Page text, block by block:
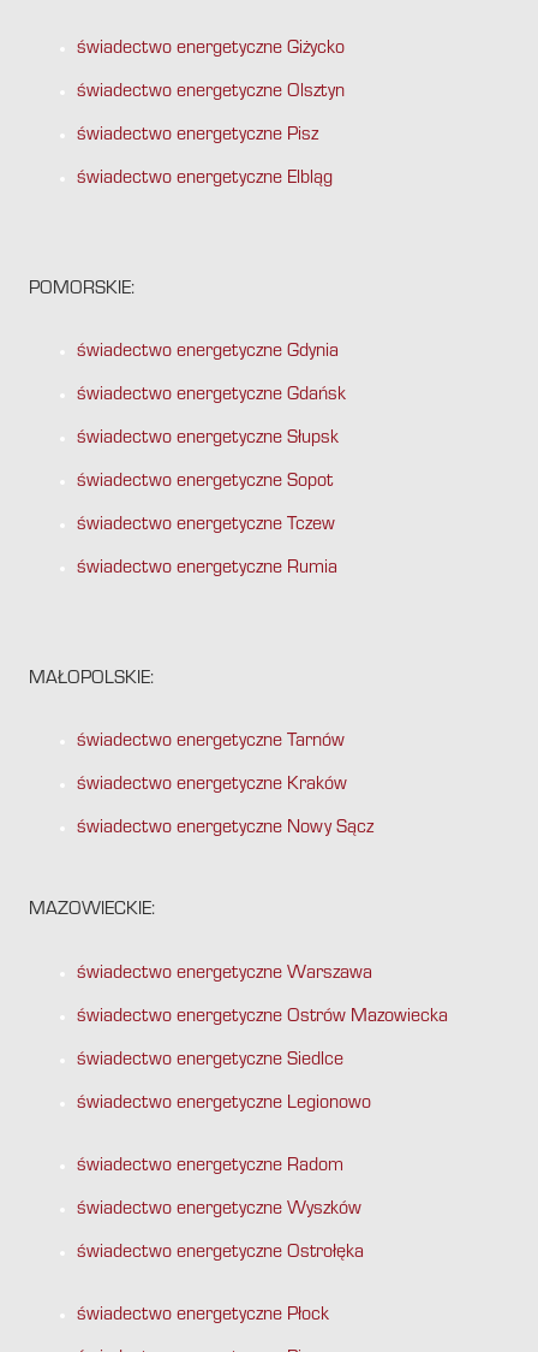
świadectwo energetyczne Giżycko
świadectwo energetyczne Olsztyn
świadectwo energetyczne Pisz
świadectwo energetyczne Elbląg
POMORSKIE:
świadectwo energetyczne Gdynia
świadectwo energetyczne Gdańsk
świadectwo energetyczne Słupsk
świadectwo energetyczne Sopot
świadectwo energetyczne Tczew
świadectwo energetyczne Rumia
MAŁOPOLSKIE:
świadectwo energetyczne Tarnów
świadectwo energetyczne Kraków
świadectwo energetyczne Nowy Sącz
MAZOWIECKIE:
świadectwo energetyczne Warszawa
świadectwo energetyczne Ostrów Mazowiecka
świadectwo energetyczne Siedlce
świadectwo energetyczne Legionowo
świadectwo energetyczne Radom
świadectwo energetyczne Wyszków
świadectwo energetyczne Ostrołęka
świadectwo energetyczne Płock